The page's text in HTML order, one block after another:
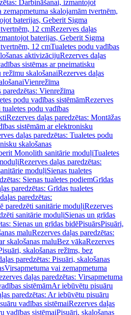
Darbināšanai, izmantojot
skalojamām tvertnēm,
baterijas, Geberit Sigma
12 cmRezerves daļas
baterijas, Geberit Sigma
12 cmTualetes podu vadības
aktivizācijuRezerves daļas
sistēmas ar pneimatisku
skalošanaiRezerves daļas
Vienrežīma
paredzētas: Vienrežīma
podu vadības sistēmāmRezerves
podu vadības
Rezerves daļas paredzētas: Montāžas
sistēmām ar elektronisku
daļas paredzētas: Tualetes podu
skalošanas
Monolith sanitārie moduļiTualetes
Rezerves daļas paredzētas:
moduļiSienas tualetes
Sienas tualetes podiemGrīdas
paredzētas: Grīdas tualetes
paredzētas:
paredzēti sanitārie moduļiRezerves
sanitārie moduļiSienas un grīdas
Sienas un grīdas bidēPisuārsPisuāri,
maluRezerves daļas paredzētas:
skalošanas maluBez vākaRezerves
skalošanas režīms, bez
paredzētas: Pisuāri, skalošanas
Virsapmetuma vai zemapmetuma
daļas paredzētas: Virsapmetuma
sistēmāmAr iebūvētu pisuāru
paredzētas: Ar iebūvētu pisuāru
vadības sistēmaiRezerves daļas
vadības sistēmaiPisuāri, skalošanas